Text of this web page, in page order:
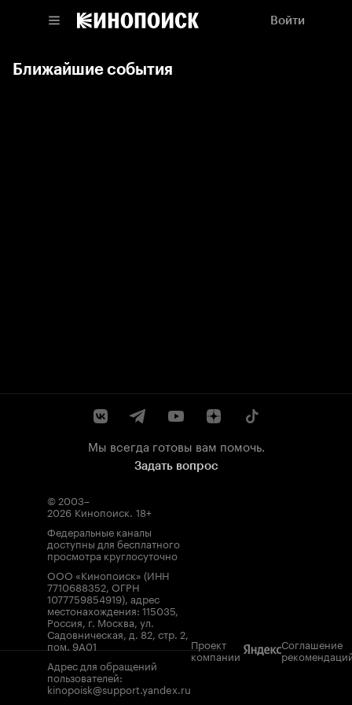
Войти
Ближайшие события
Мы всегда готовы вам помочь.
Задать вопрос
© 2003–
2026 Кинопоиск. 18+
Федеральные каналы
доступны для бесплатного
просмотра круглосуточно
ООО «Кинопоиск» (ИНН
7710688352, ОГРН
1077759854919), адрес
местонахождения: 115035,
Россия, г. Москва, ул.
Садовническая, д. 82, стр. 2,
пом. 9А01
Адрес для обращений
пользователей:
kinopoisk@support.yandex.ru
Проект
компании
Соглашение